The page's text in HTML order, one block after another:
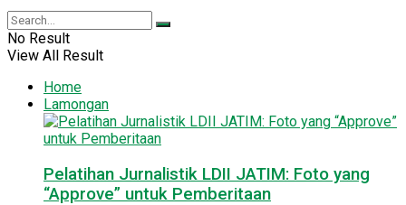
No Result
View All Result
Home
Lamongan
Pelatihan Jurnalistik LDII JATIM: Foto yang
“Approve” untuk Pemberitaan